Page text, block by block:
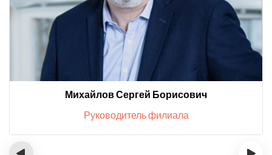
Михайлов Сергей Борисович
Руководитель филиала